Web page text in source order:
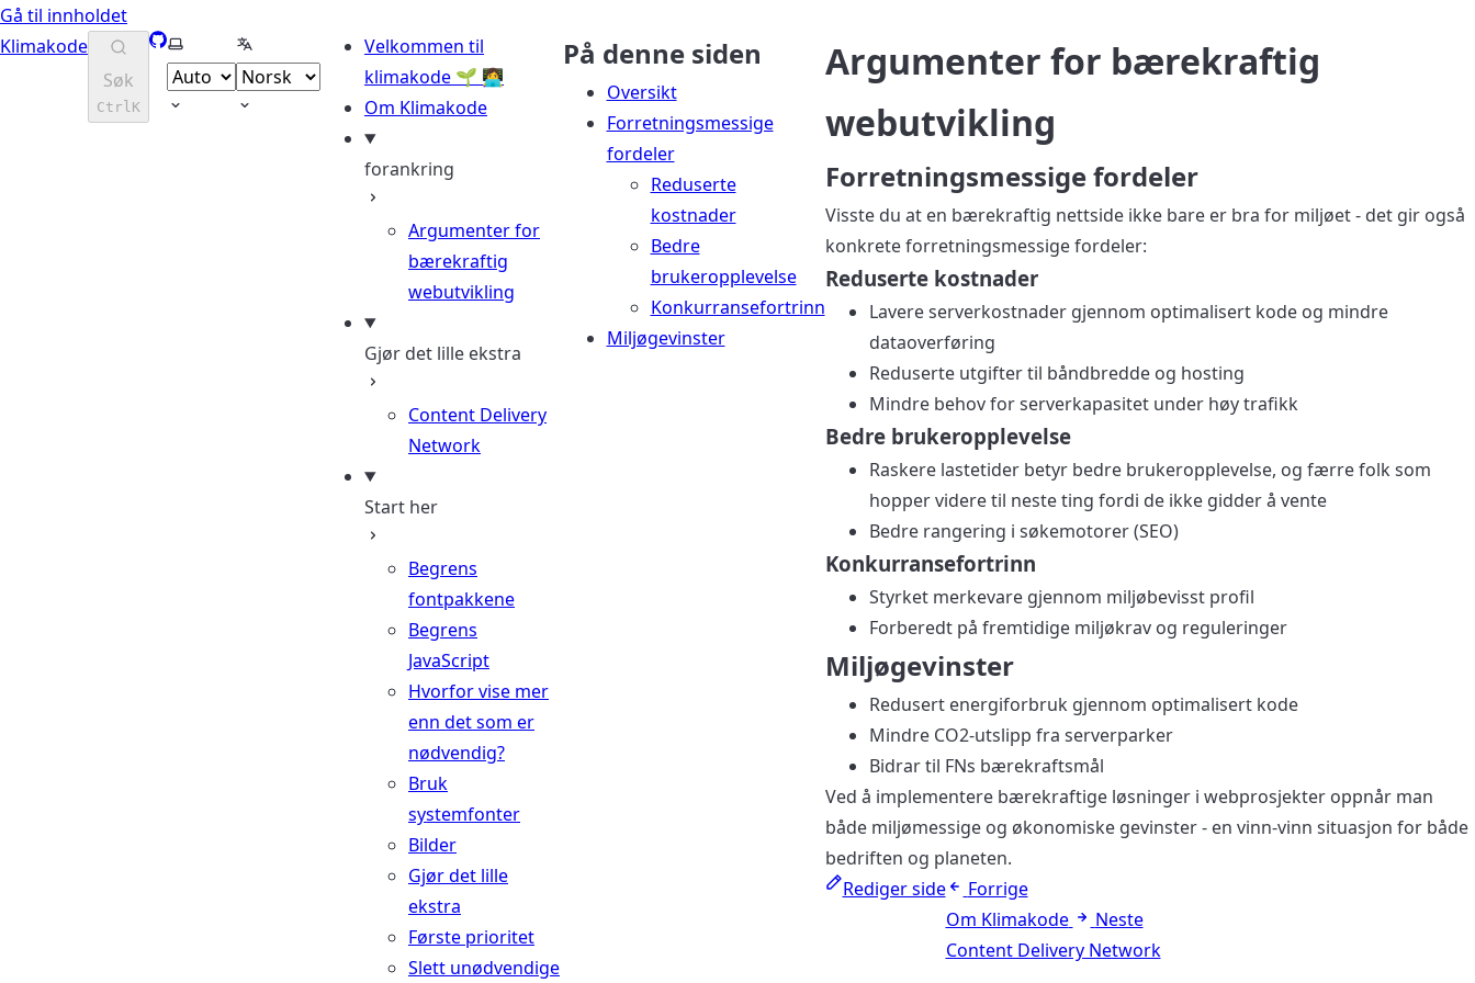
Gå til innholdet
Klimakode
Søk
CtrlK
GitHub
Velg temaVelg språk
Velkommen til
klimakode 🌱 👩‍💻
Om Klimakode
forankring
Argumenter for
bærekraftig
webutvikling
Gjør det lille ekstra
Content Delivery
Network
Start her
Begrens
fontpakkene
Begrens
JavaScript
Hvorfor vise mer
enn det som er
nødvendig?
Bruk
systemfonter
Bilder
Gjør det lille
ekstra
Første prioritet
Slett unødvendige
På denne siden
Oversikt
Forretningsmessige
fordeler
Reduserte
kostnader
Bedre
brukeropplevelse
Konkurransefortrinn
Miljøgevinster
Argumenter for bærekraftig
webutvikling
Forretningsmessige fordeler
Visste du at en bærekraftig nettside ikke bare er bra for miljøet - det gir også
konkrete forretningsmessige fordeler:
Reduserte kostnader
Lavere serverkostnader gjennom optimalisert kode og mindre
dataoverføring
Reduserte utgifter til båndbredde og hosting
Mindre behov for serverkapasitet under høy trafikk
Bedre brukeropplevelse
Raskere lastetider betyr bedre brukeropplevelse, og færre folk som
hopper videre til neste ting fordi de ikke gidder å vente
Bedre rangering i søkemotorer (SEO)
Konkurransefortrinn
Styrket merkevare gjennom miljøbevisst profil
Forberedt på fremtidige miljøkrav og reguleringer
Miljøgevinster
Redusert energiforbruk gjennom optimalisert kode
Mindre CO2-utslipp fra serverparker
Bidrar til FNs bærekraftsmål
Ved å implementere bærekraftige løsninger i webprosjekter oppnår man
både miljømessige og økonomiske gevinster - en vinn-vinn situasjon for både
bedriften og planeten.
Rediger side
Forrige
Om Klimakode
Neste
Content Delivery Network